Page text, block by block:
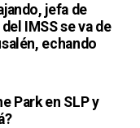
jefa de
IMSS se va de
echando
Park en SLP y